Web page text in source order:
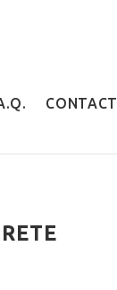
CONTACT